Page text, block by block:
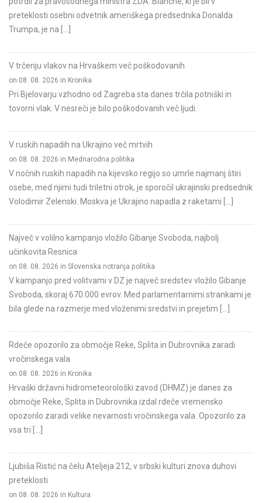
preteklosti osebni odvetnik ameriškega predsednika Donalda
Trumpa, je na […]
V trčenju vlakov na Hrvaškem več poškodovanih
on 08. 08. 2026 in Kronika
Pri Bjelovarju vzhodno od Zagreba sta danes trčila potniški in
tovorni vlak. V nesreči je bilo poškodovanih več ljudi.
V ruskih napadih na Ukrajino več mrtvih
on 08. 08. 2026 in Mednarodna politika
V nočnih ruskih napadih na kijevsko regijo so umrle najmanj štiri
osebe, med njimi tudi triletni otrok, je sporočil ukrajinski predsednik
Volodimir Zelenski. Moskva je Ukrajino napadla z raketami […]
Največ v volilno kampanjo vložilo Gibanje Svoboda, najbolj
učinkovita Resnica
on 08. 08. 2026 in Slovenska notranja politika
V kampanjo pred volitvami v DZ je največ sredstev vložilo Gibanje
Svoboda, skoraj 670.000 evrov. Med parlamentarnimi strankami je
bila glede na razmerje med vloženimi sredstvi in prejetim […]
Rdeče opozorilo za območje Reke, Splita in Dubrovnika zaradi
vročinskega vala
on 08. 08. 2026 in Kronika
Hrvaški državni hidrometeorološki zavod (DHMZ) je danes za
območje Reke, Splita in Dubrovnika izdal rdeče vremensko
opozorilo zaradi velike nevarnosti vročinskega vala. Opozorilo za
vsa tri […]
Ljubiša Ristić na čelu Ateljeja 212, v srbski kulturi znova duhovi
preteklosti
on 08. 08. 2026 in Kultura